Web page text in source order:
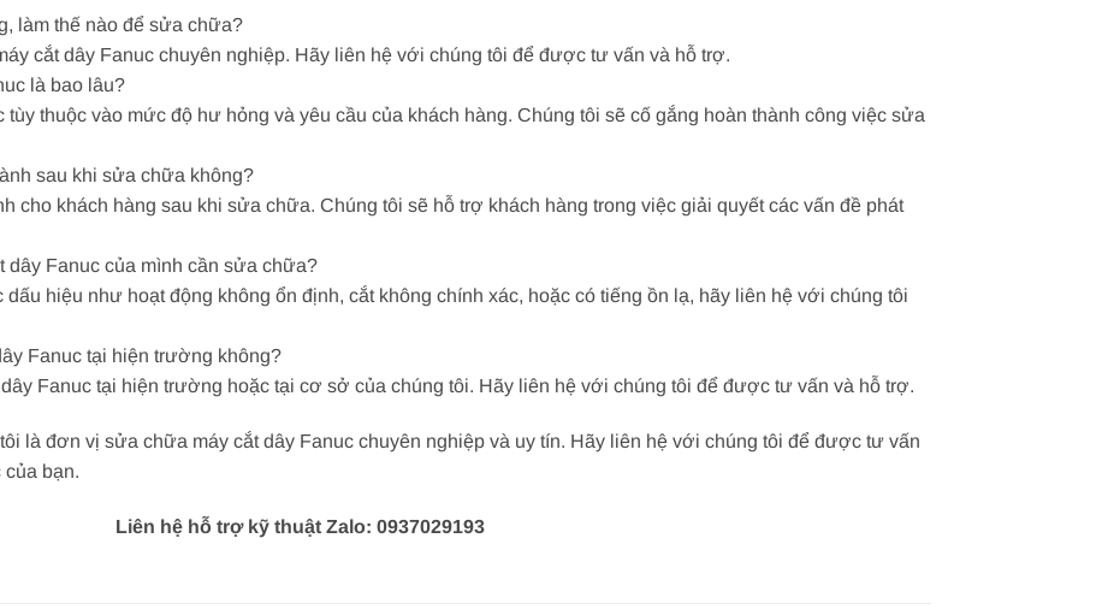
làm thế nào để sửa chữa?
cắt dây Fanuc chuyên nghiệp. Hãy liên hệ với chúng tôi để được tư vấn và hỗ trợ.
là bao lâu?
thuộc vào mức độ hư hỏng và yêu cầu của khách hàng. Chúng tôi sẽ cố gắng hoàn thành công việc sửa
sau khi sửa chữa không?
cho khách hàng sau khi sửa chữa. Chúng tôi sẽ hỗ trợ khách hàng trong việc giải quyết các vấn đề phát
dây Fanuc của mình cần sửa chữa?
hiệu như hoạt động không ổn định, cắt không chính xác, hoặc có tiếng ồn lạ, hãy liên hệ với chúng tôi
Fanuc tại hiện trường không?
Fanuc tại hiện trường hoặc tại cơ sở của chúng tôi. Hãy liên hệ với chúng tôi để được tư vấn và hỗ trợ.
là đơn vị sửa chữa máy cắt dây Fanuc chuyên nghiệp và uy tín. Hãy liên hệ với chúng tôi để được tư vấn
bạn.
Liên hệ hỗ trợ kỹ thuật Zalo: 0937029193